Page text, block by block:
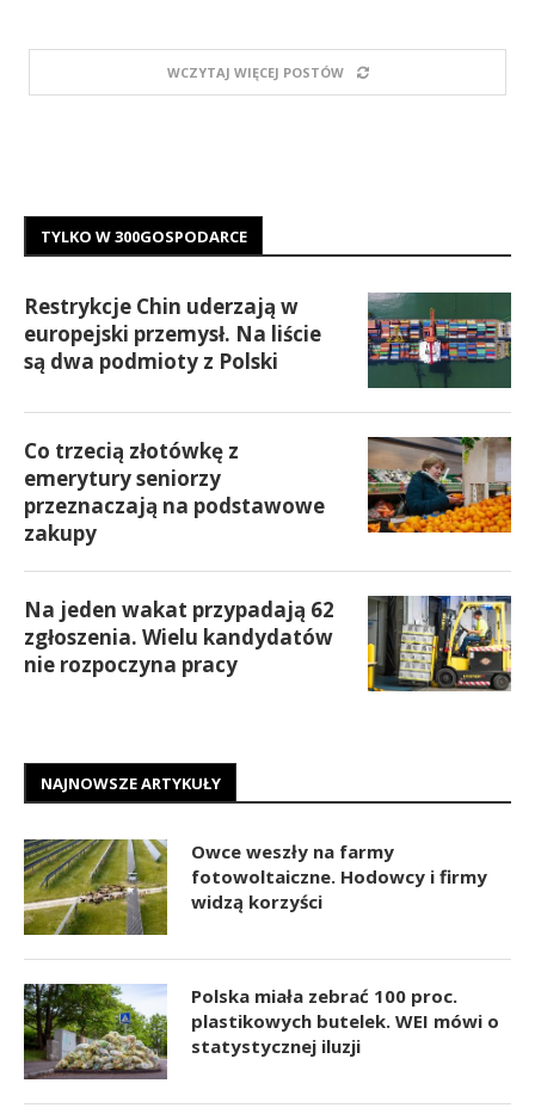
WCZYTAJ WIĘCEJ POSTÓW
TYLKO W 300GOSPODARCE
Restrykcje Chin uderzają w
europejski przemysł. Na liście
są dwa podmioty z Polski
Co trzecią złotówkę z
emerytury seniorzy
przeznaczają na podstawowe
zakupy
Na jeden wakat przypadają 62
zgłoszenia. Wielu kandydatów
nie rozpoczyna pracy
NAJNOWSZE ARTYKUŁY
Owce weszły na farmy
fotowoltaiczne. Hodowcy i firmy
widzą korzyści
Polska miała zebrać 100 proc.
plastikowych butelek. WEI mówi o
statystycznej iluzji